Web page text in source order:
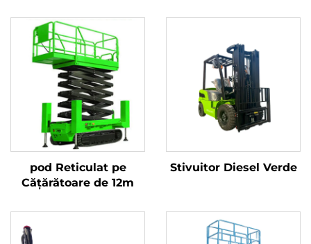
pod Reticulat pe
Cățărătoare de 12m
Stivuitor Diesel Verde